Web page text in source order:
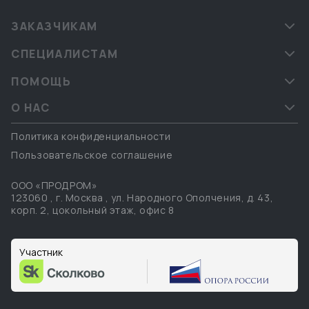
ЗАКАЗЧИКАМ
СПЕЦИАЛИСТАМ
ПОМОЩЬ
О НАС
Политика конфиденциальности
Пользовательское соглашение
ООО «ПРОДРОМ»
123060 , г. Москва , ул. Народного Ополчения, д. 43,
корп. 2, цокольный этаж, офис 8
Участник